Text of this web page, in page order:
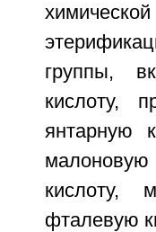
группы,
кислоту,
янтарную
кислоту,
фталевую